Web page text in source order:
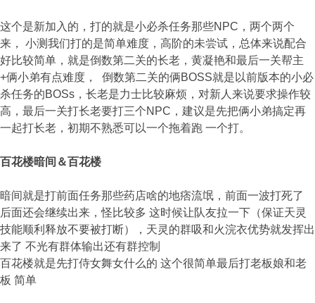
这个是新加入的，打的就是小必杀任务那些NPC，两个两个
来， 小测我们打的是简单难度，高阶的未尝试，总体来说配合
好比较简单，就是倒数第二关的长老，黄凝艳和最后一关帮主
+俩小弟有点难度， 倒数第二关的俩BOSS就是以前版本的小必
杀任务的BOSs，长老是力士比较麻烦，对新人来说要求操作较
高，最后一关打长老要打三个NPC，建议是先把俩小弟搞定再
一起打长老，初期不熟悉可以一个拖着跑 一个打。
百花楼暗间＆百花楼
暗间就是打前面任务那些药店啥的地痞流氓，前面一波打死了
后面还会继续出来，怪比较多 这时候让队友拉一下（保证天灵
技能顺利释放不要被打断），天灵的群吸和火浣衣优势就发挥出
来了 不光有群体输出还有群控制
百花楼就是先打侍女舞女什么的 这个很简单最后打老板娘和老
板 简单